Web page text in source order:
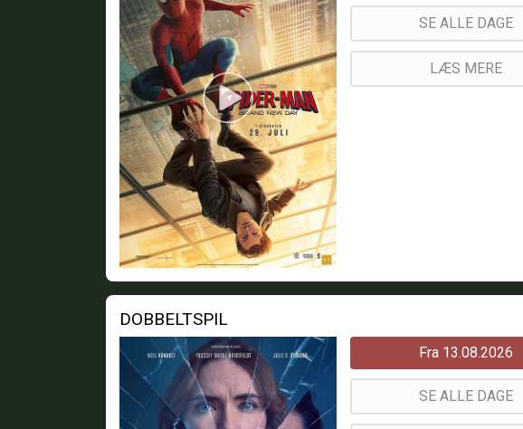
SE ALLE DAGE
LÆS MERE
DOBBELTSPIL
Fra 13.08.2026
SE ALLE DAGE